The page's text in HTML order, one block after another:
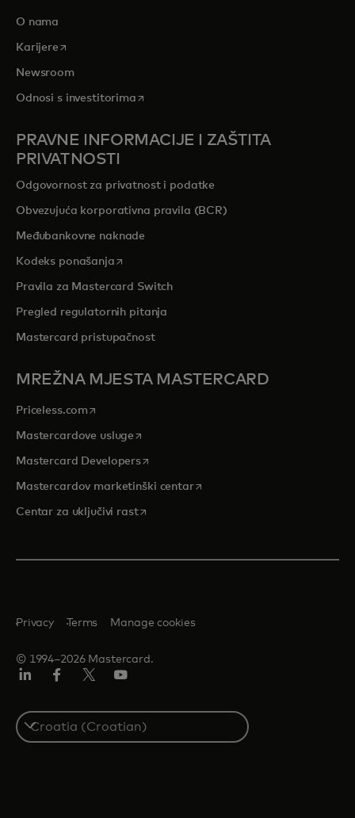
O nama
Karijereopens in a new tab
Newsroom
Odnosi s investitorimaopens in a new tab
PRAVNE INFORMACIJE I ZAŠTITA
PRIVATNOSTI
Odgovornost za privatnost i podatke
Obvezujuća korporativna pravila (BCR)
Međubankovne naknade
Kodeks ponašanjaopens in a new tab
Pravila za Mastercard Switch
Pregled regulatornih pitanja
Mastercard pristupačnost
MREŽNA MJESTA MASTERCARD
Priceless.com opens in a new tab
Mastercardove usluge opens in a new tab
Mastercard Developersopens in a new tab
Mastercardov marketinški centaropens in a new tab
Centar za uključivi rastopens in a new tab
© 1994–2026 Mastercard.
Privacy Terms Manage cookies
Select
a
country